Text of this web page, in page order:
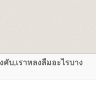
คับ,เราหลงลืมอะไรบาง